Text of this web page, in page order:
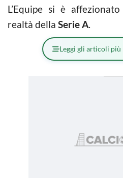
L’Equipe si è
realtà della Serie A.
Leggi gli articoli più